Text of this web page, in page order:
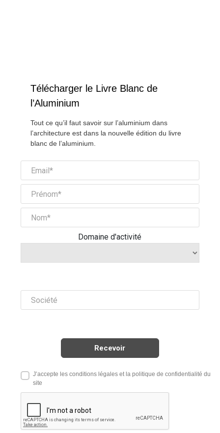
Télécharger le Livre Blanc de
l’Aluminium
Tout ce qu’il faut savoir sur l’aluminium dans
l’architecture est dans la nouvelle édition du livre
blanc de l’aluminium.
Domaine d'activité
J’accepte les conditions légales et la politique de confidentialité du
site